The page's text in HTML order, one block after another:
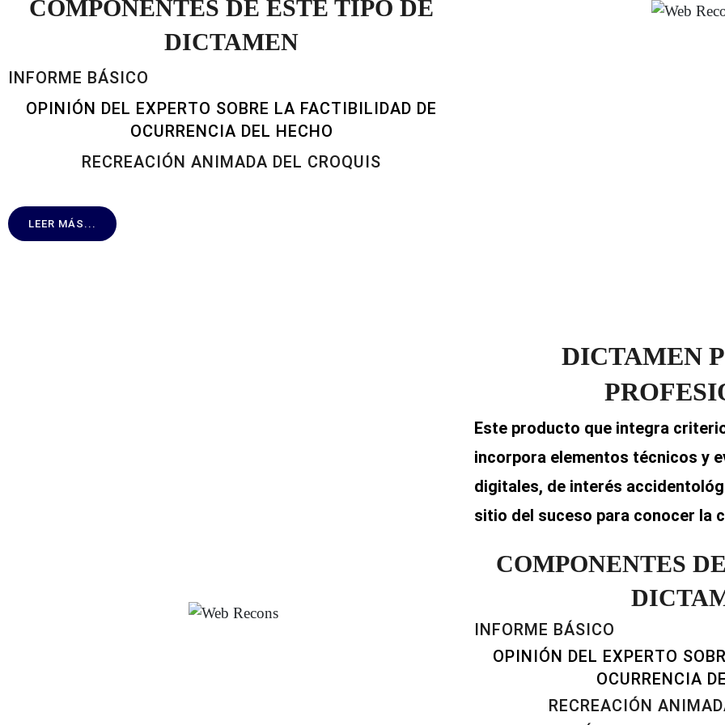
COMPONENTES DE ESTE TIPO DE
DICTAMEN
INFORME BÁSICO
OPINIÓN DEL EXPERTO SOBRE LA FACTIBILIDAD DE
OCURRENCIA DEL HECHO
RECREACIÓN ANIMADA DEL CROQUIS
LEER MÁS...
DICTAMEN
Este producto que integra
incorpora elementos técnicos y
digitales, de interés
sitio del suceso para conocer la
COMPONENTES
INFORME BÁSICO
OPINIÓN DEL EXPERTO
OCURRENCIA
RECREACIÓN